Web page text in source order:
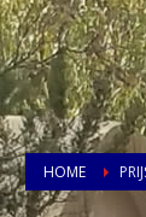
HOME